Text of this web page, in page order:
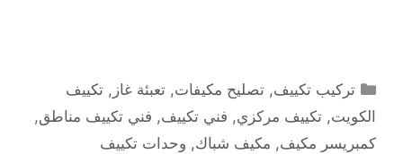
التصنيفات
تركيب تكييف,تصليح مكيفات,تعبئة غاز ,تكييف
الكويت, تكييف مركزي, فني تكييف, فني تكييف مناطق,
كمبريسر مكيف, مكيف شباك, وحدات تكييف